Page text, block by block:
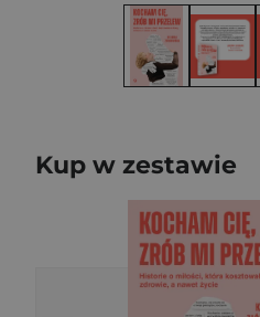
Kup w zestawie